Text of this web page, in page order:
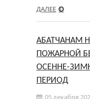
ДАЛЕЕ
АБАТЧАНАМ
ПОЖАРНОЙ
ОСЕННЕ-
ПЕРИОД
05 декабря